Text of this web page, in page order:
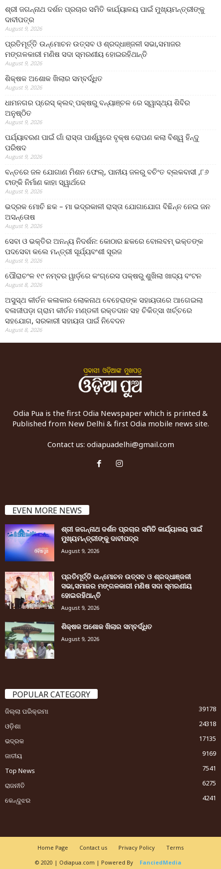
ଶ୍ରୀ ଜଗନ୍ନାଥ ଦର୍ଶନ ପ୍ରଚାର ସମିତି କାର୍ଯ୍ୟାଳୟ ପାଇଁ ମୁଖ୍ୟମନ୍ତ୍ରୀଙ୍କୁ
ଦାବୀପତ୍ର
August 9, 2026
ପ୍ରତିମୂର୍ତ୍ତି ଉନ୍ମୋଚନ ଉତ୍ସବ ଓ ଶ୍ରଦ୍ଧାଞ୍ଜଳୀ ସଭା,ସମାଜର
ମଙ୍ଗଳକାରୀ ମଣିଷ ସଦା ସ୍ମରଣୀୟ ହୋଇରହିଥାନ୍ତି
August 9, 2026
ଶିକ୍ଷକ ଅଶୋକ ଖିଲାର ସମ୍ବର୍ଦ୍ଧିତ
August 9, 2026
ଧାମନଗର ପ୍ରେସ୍ କ୍ଲବ୍ ପକ୍ଷରୁ ବନ୍ୟାଞ୍ଚଳ ରେ ସ୍ୱାସ୍ଥ୍ୟ ଶିବିର
ଅନୁଷ୍ଠିତ
August 9, 2026
ପର୍ଯ୍ୟାବରଣ ପାଇଁ ଗାଁ ରାସ୍ତା ପାର୍ଶ୍ୱରେ ବୃକ୍ଷ ରୋପଣ କଲା ବିଶ୍ୱ ହିନ୍ଦୁ
ପରିଷଦ
August 9, 2026
ବନ୍ତରେ ଜଳ ଯୋଗାଣ ମିଶନ ଫେଲ୍‌, ପାନୀୟ ଜଳରୁ ବଚିଂତ ବ୍ଲକବାସୀ ,୮୬
ଟାଙ୍କି ନିର୍ମାଣ କାହା ସ୍ୱାର୍ଥରେ
August 9, 2026
ଭଦ୍ରକ ମୋଚି ଛକ – ମା ଭଦ୍ରକାଳୀ ରାସ୍ତା ଯୋଗାଯୋଗ ବିଛିନ୍ନ ନେଇ ଜନ
ଅସନ୍ତୋଷ
August 9, 2026
ସେବା ଓ ଭକ୍ତିର ଅନନ୍ୟ ନିଦର୍ଶନ: କୋଠାର ଛକରେ ବୋଲବମ୍ ଭକ୍ତଙ୍କ
ପଦସେବା କଲେ ମନ୍ତ୍ରୀ ସୂର୍ଯ୍ୟବଂଶୀ ସୂରଜ
August 9, 2026
ପୌରାଚଂଳ ୧୯ ନମ୍ବର ୱାର୍ଡ଼ରେ କଂଗ୍ରେସ ପକ୍ଷରୁ ଶୁଖିଲା ଖାଦ୍ୟ ବଂଟନ
August 8, 2026
ଅସୁସ୍ଥ କୀର୍ତନ କଳାକାର ଲୋକନାଥ ବେହେରାଙ୍କ ସହାୟତାରେ ଆଗେଇଲା
ବଳାଜୀପଡ଼ା ଗ୍ରାମ କୀର୍ତନ ମଣ୍ଡଳୀ ରକ୍ତଦାନ ସହ ଚିକିତ୍ସା ଖର୍ଚ୍ଚରେ
ସହଯୋଗ, ସରକାରୀ ସହାୟତା ପାଇଁ ନିବେଦନ
August 8, 2026
Odia Pua is the first Odia Newspaper which is printed &
Published from New Delhi & first Odia mobile news site.
Contact us: odiapuadelhi@gmail.com
EVEN MORE NEWS
ଶ୍ରୀ ଜଗନ୍ନାଥ ଦର୍ଶନ ପ୍ରଚାର ସମିତି କାର୍ଯ୍ୟାଳୟ ପାଇଁ
ମୁଖ୍ୟମନ୍ତ୍ରୀଙ୍କୁ ଦାବୀପତ୍ର
August 9, 2026
ପ୍ରତିମୂର୍ତ୍ତି ଉନ୍ମୋଚନ ଉତ୍ସବ ଓ ଶ୍ରଦ୍ଧାଞ୍ଜଳୀ
ସଭା,ସମାଜର ମଙ୍ଗଳକାରୀ ମଣିଷ ସଦା ସ୍ମରଣୀୟ
ହୋଇରହିଥାନ୍ତି
August 9, 2026
ଶିକ୍ଷକ ଅଶୋକ ଖିଲାର ସମ୍ବର୍ଦ୍ଧିତ
August 9, 2026
POPULAR CATEGORY
ଜିଲ୍ଲା ପରିକ୍ରମା
39178
ଓଡ଼ିଶା
24318
ଭଦ୍ରକ
17135
ଜାତୀୟ
9169
Top News
7541
ରାଜନୀତି
6275
କେନ୍ଦୁଝର
4241
Home Page Contact us Privacy Policy
Terms
© 2020 | Odiapua.com | Powered By
FanciedMedia